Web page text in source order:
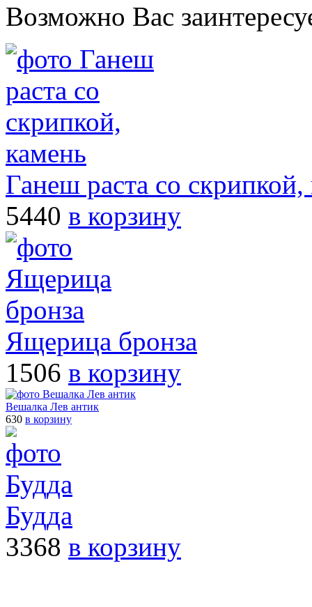
Возможно Вас
Ганеш раста со скрипкой,
5440 в корзину
Ящерица бронза
1506 в корзину
Вешалка Лев антик
630 в корзину
Будда
3368 в корзину